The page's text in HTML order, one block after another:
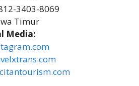
3403-8069
Timur
Media: